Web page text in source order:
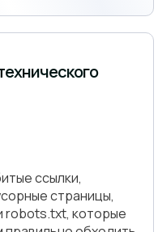
ссылки,
страницы,
robots.txt, которые